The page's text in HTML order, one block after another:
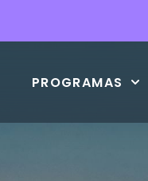
PROGRAMAS